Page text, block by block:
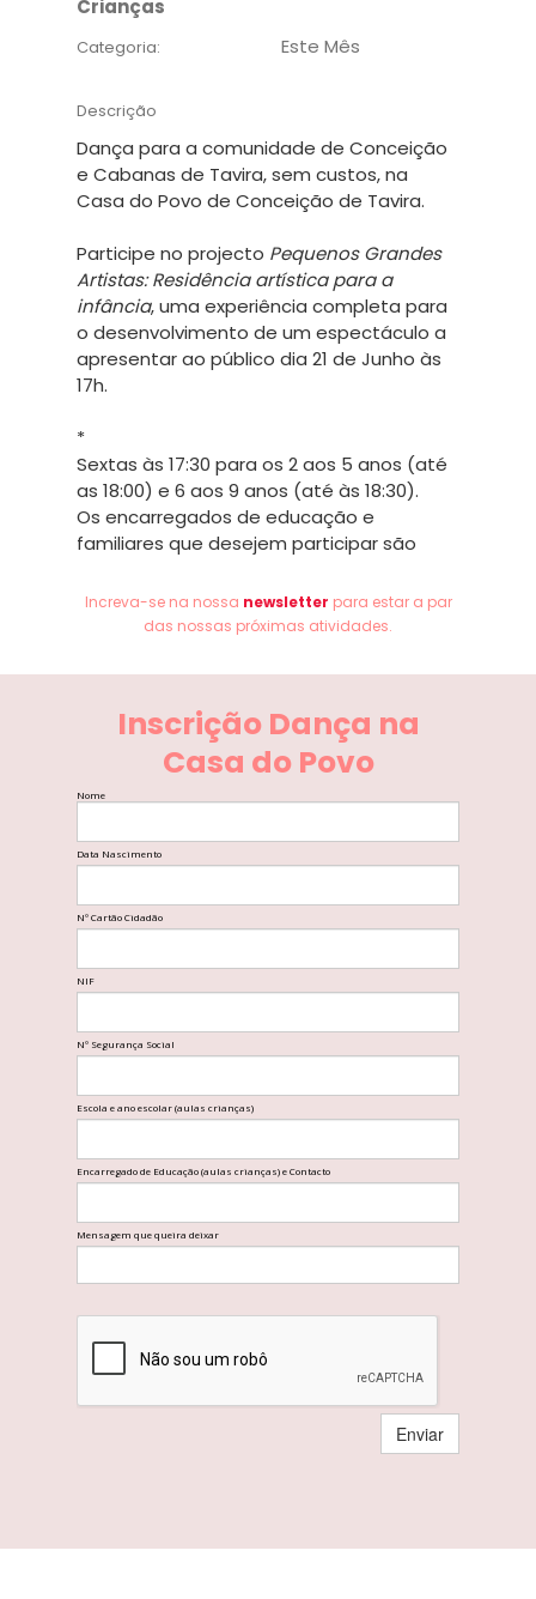
Increva-se na nossa newsletter para estar a par
das nossas próximas atividades.
Crianças
Categoria: Este Mês
Descrição
Dança para a comunidade de Conceição
e Cabanas de Tavira, sem custos, na
Casa do Povo de Conceição de Tavira.
Participe no projecto Pequenos Grandes
Artistas: Residência artística para a
infância, uma experiência completa para
o desenvolvimento de um espectáculo a
apresentar ao público dia 21 de Junho às
17h.
*
Sextas às 17:30 para os 2 aos 5 anos (até
as 18:00) e 6 aos 9 anos (até às 18:30).
Os encarregados de educação e
familiares que desejem participar são
favor preencha o formulário disponivel
connosco.
.•: Clique na imagem para aceder ao
grupo Facebook!
Nome
Data Nascimento
Nº Cartão Cidadão
NIF
Nº Segurança Social
Escola e ano escolar (aulas crianças)
Encarregado de Educação (aulas crianças) e Contacto
Mensagem que queira deixar
Enviar
Inscrição Dança na
Casa do Povo